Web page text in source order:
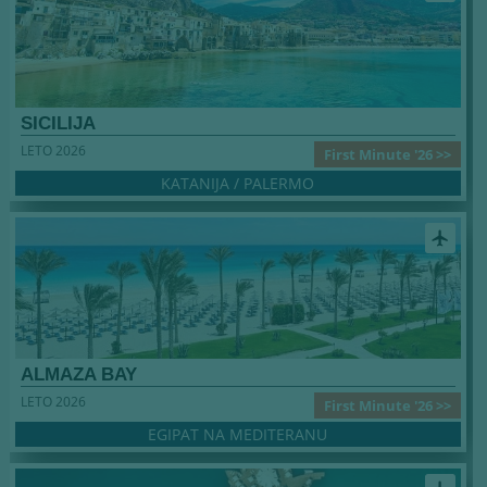
SICILIJA
First Minute '26 >>
LETO 2026
KATANIJA / PALERMO
airplanemode_active
ALMAZA BAY
First Minute '26 >>
LETO 2026
EGIPAT NA MEDITERANU